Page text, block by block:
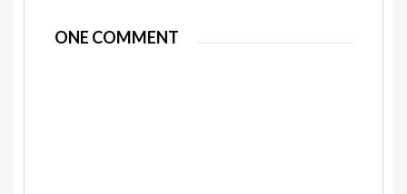
ONE COMMENT